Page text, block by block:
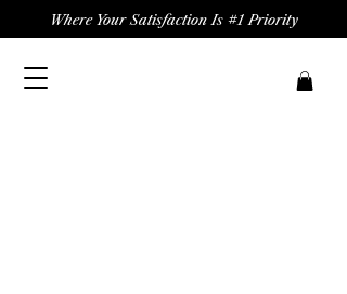
Where Your Satisfaction Is #1 Priority